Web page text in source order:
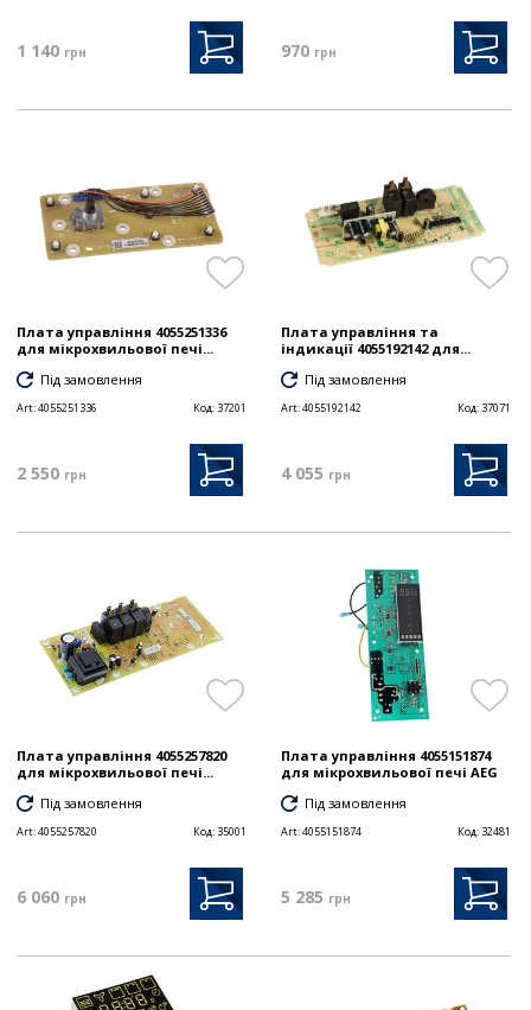
1 140 грн 970 грн
Плата управління 4055251336
для мікрохвильової печі...
Під замовлення
Art:4055251336 Код: 37201
2 550 грн
Плата управління та
індикації 4055192142 для...
Під замовлення
Art:4055192142 Код: 37071
4 055 грн
Плата управління 4055257820
для мікрохвильової печі...
Під замовлення
Art:4055257820 Код: 35001
6 060 грн
Плата управління 4055151874
для мікрохвильової печі AEG
Під замовлення
Art:4055151874 Код: 32481
5 285 грн